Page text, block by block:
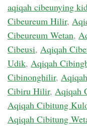
aqiqah cibeunying
Cibeureum Hilir,
Cibeureum Wetan,
Cibeusi, Aqiqah
Udik, Aqiqah
Cibinonghilir,
Cibiru Hilir, Aqiqah
Aqiqah Cibitung
Aqiqah Cibitung